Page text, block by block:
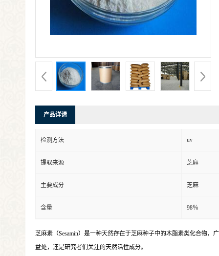
产品详请
检测方法 uv
提取来源 芝麻
主要成分 芝麻
含量 98％
芝麻素（Sesamin）是一种天然存在于芝麻种子中的木脂素类化合物
益处，还是研究者们关注的天然活性成分。